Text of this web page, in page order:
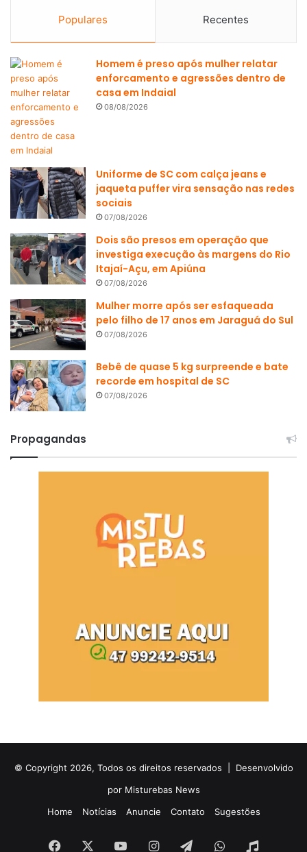
Populares Recentes
Homem é preso após mulher relatar
enforcamento e agressões dentro de
casa em Indaial
08/08/2026
Uniforme de SC com calça jeans e
jaqueta puffer vira sensação nas redes
sociais
07/08/2026
Dois são presos em operação que
investiga execução às margens do Rio
Itajaí-Açu, em Apiúna
07/08/2026
Mulher morre após ser esfaqueada
pelo filho de 17 anos em Jaraguá do Sul
07/08/2026
Bebê de quase 5 kg surpreende e bate
recorde em hospital de SC
07/08/2026
Propagandas
© Copyright 2026, Todos os direitos reservados | Desenvolvido
por Misturebas News
Home
Notícias Anuncie Contato Sugestões
Facebook YouTubeInstagramTelegramWhatsApp
Rádio